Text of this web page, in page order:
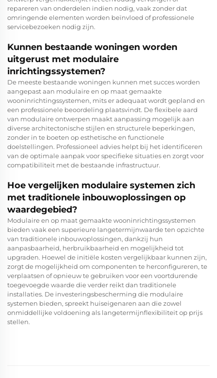
repareren van onderdelen indien nodig, vaak zonder dat
omringende elementen worden beïnvloed of professionele
servicebezoeken nodig zijn.
Kunnen bestaande woningen worden
uitgerust met modulaire
inrichtingssystemen?
De meeste bestaande woningen kunnen met succes worden
aangepast aan modulaire en op maat gemaakte
wooninrichtingssystemen, mits er adequaat wordt gepland en
een professionele beoordeling plaatsvindt. De flexibele aard
van modulaire ontwerpen maakt aanpassing mogelijk aan
diverse architectonische stijlen en structurele beperkingen,
zonder in te boeten op esthetische en functionele
doelstellingen. Professioneel advies helpt bij het identificeren
van de optimale aanpak voor specifieke situaties en zorgt voor
compatibiliteit met de bestaande infrastructuur.
Hoe vergelijken modulaire systemen zich
met traditionele inbouwoplossingen op
waardegebied?
Modulaire en op maat gemaakte wooninrichtingssystemen
bieden vaak een superieure langetermijnwaarde ten opzichte
van traditionele inbouwoplossingen, dankzij hun
aanpasbaarheid, herbruikbaarheid en mogelijkheid tot
upgraden. Hoewel de initiële kosten vergelijkbaar kunnen zijn,
zorgt de mogelijkheid om componenten te herconfigureren, te
verplaatsen of opnieuw te gebruiken voor een voortdurende
toegevoegde waarde die verder reikt dan traditionele
installaties. De investeringsbescherming die modulaire
systemen bieden, spreekt huiseigenaren aan die zowel
onmiddellijke voldoening als langetermijnflexibiliteit op prijs
stellen.